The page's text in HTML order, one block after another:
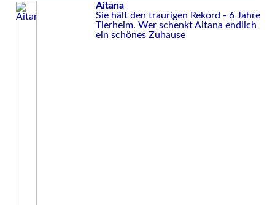
Aitana
Sie hält den traurigen Rekord - 6 Jahre
Tierheim. Wer schenkt Aitana endlich
ein schönes Zuhause